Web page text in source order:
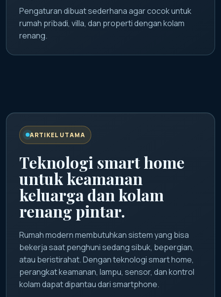
Pengaturan dibuat sederhana agar cocok untuk
rumah pribadi, villa, dan properti dengan kolam
renang.
ARTIKEL UTAMA
Teknologi smart home
untuk keamanan
keluarga dan kolam
renang pintar.
Rumah modern membutuhkan sistem yang bisa
bekerja saat penghuni sedang sibuk, bepergian,
atau beristirahat. Dengan teknologi smart home,
perangkat keamanan, lampu, sensor, dan kontrol
kolam dapat dipantau dari smartphone.